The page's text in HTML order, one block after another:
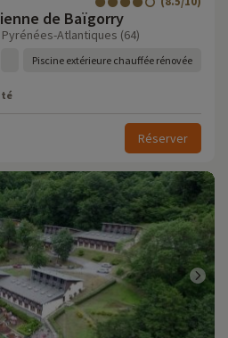
de Baïgorry
Atlantiques (64)
Piscine extérieure chauffée rénovée
Réserver